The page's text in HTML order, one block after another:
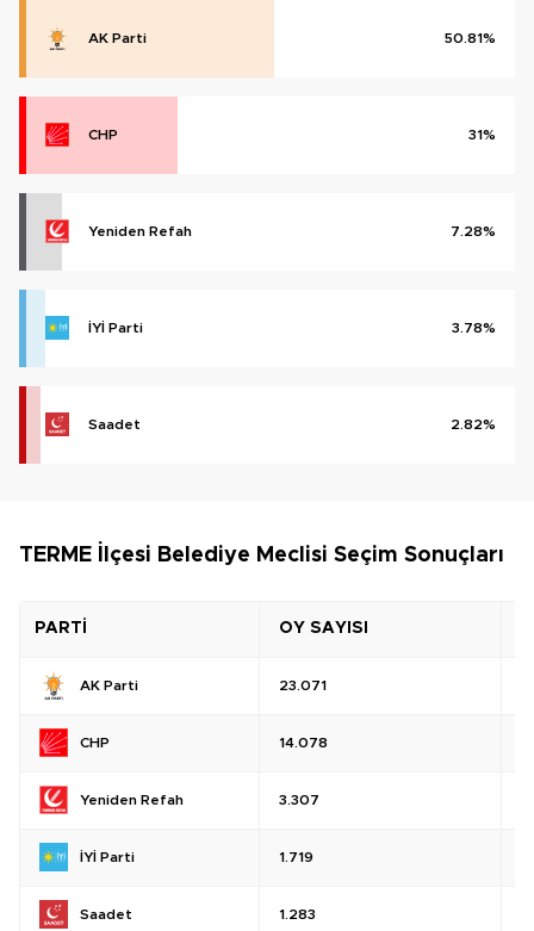
AK Parti 50.81%
CHP 31%
Yeniden Refah 7.28%
İYİ Parti 3.78%
Saadet 2.82%
TERME İlçesi Belediye Meclisi Seçim Sonuçları
PARTİ OY SAYISI
AK Parti 23.071
CHP 14.078
Yeniden Refah 3.307
İYİ Parti 1.719
Saadet 1.283